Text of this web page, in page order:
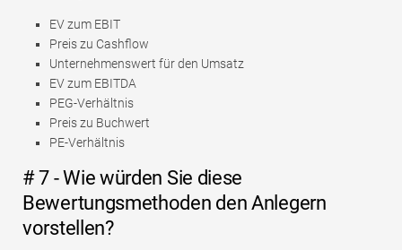
EV zum EBIT
Preis zu Cashflow
Unternehmenswert für den Umsatz
EV zum EBITDA
PEG-Verhältnis
Preis zu Buchwert
PE-Verhältnis
# 7 - Wie würden Sie diese
Bewertungsmethoden den Anlegern
vorstellen?